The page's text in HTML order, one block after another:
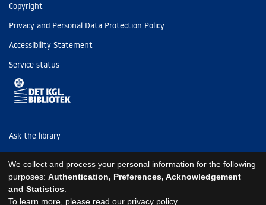
Copyright
Privacy and Personal Data Protection Policy
Accessibility Statement
Service status
Ask the library
Tel: (+45) 3347 4747
kb@kb.dk
EAN: 5798000795297
We collect and process your personal information for the following
purposes: Authentication, Preferences, Acknowledgement
and Statistics
To learn more, please read our privacy policy.